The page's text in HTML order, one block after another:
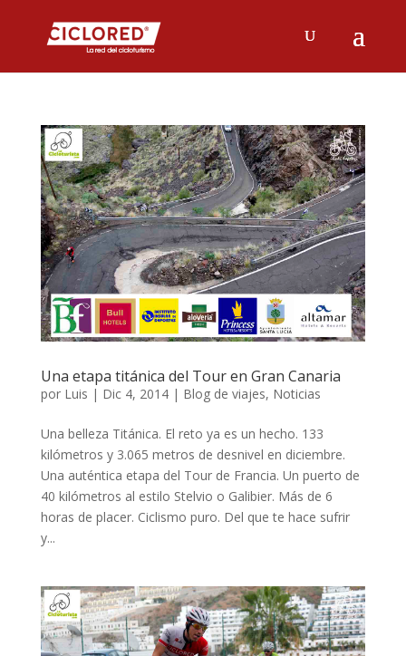
Una etapa titánica del Tour en Gran Canaria
por Luis | Dic 4, 2014| Blog de viajes, Noticias
Una belleza Titánica. El reto ya es un hecho. 133
kilómetros y 3.065 metros de desnivel en diciembre.
Una auténtica etapa del Tour de Francia. Un puerto de
40 kilómetros al estilo Stelvio o Galibier. Más de 6
horas de placer. Ciclismo puro. Del que te hace sufrir
y...